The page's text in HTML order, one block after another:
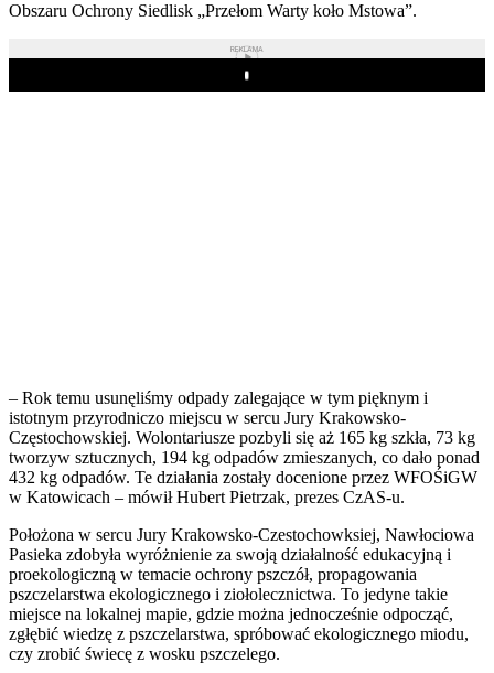
Obszaru Ochrony Siedlisk „Przełom Warty koło Mstowa”.
REKLAMA
Play
– Rok temu usunęliśmy odpady zalegające w tym pięknym i
istotnym przyrodniczo miejscu w sercu Jury Krakowsko-
Częstochowskiej. Wolontariusze pozbyli się aż 165 kg szkła, 73 kg
tworzyw sztucznych, 194 kg odpadów zmieszanych, co dało ponad
432 kg odpadów. Te działania zostały docenione przez WFOŚiGW
w Katowicach – mówił Hubert Pietrzak, prezes CzAS-u.
Położona w sercu Jury Krakowsko-Czestochowksiej, Nawłociowa
Pasieka zdobyła wyróżnienie za swoją działalność edukacyjną i
proekologiczną w temacie ochrony pszczół, propagowania
pszczelarstwa ekologicznego i ziołolecznictwa. To jedyne takie
miejsce na lokalnej mapie, gdzie można jednocześnie odpocząć,
zgłębić wiedzę z pszczelarstwa, spróbować ekologicznego miodu,
czy zrobić świecę z wosku pszczelego.